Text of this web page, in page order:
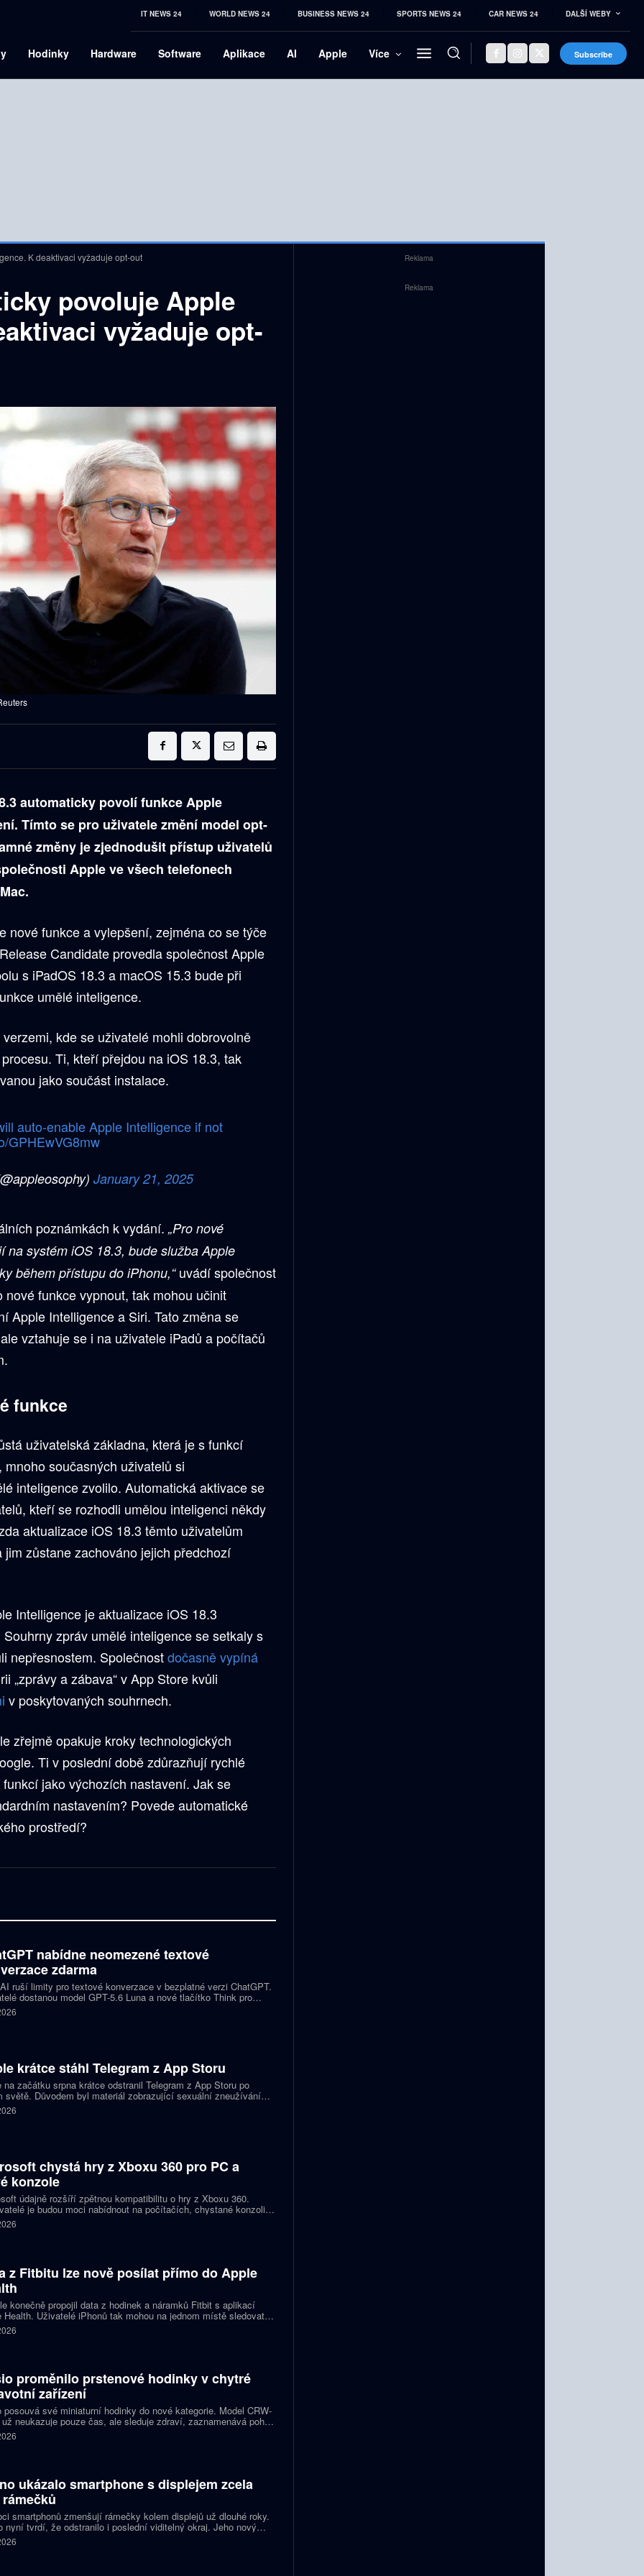
IT NEWS 24 WORLD NEWS 24 BUSINESS NEWS 24 SPORTS NEWS 24 CAR NEWS 24 DALŠÍ WEBY
Hodinky Hardware Software Aplikace AI Apple Více Subscribe
K deaktivaci vyžaduje opt-out
povoluje Apple
vyžaduje opt-
automaticky povolí funkce Apple
Tímto se pro uživatele změní model opt-
změny je zjednodušit přístup uživatelů
Apple ve všech telefonech
nové funkce a vylepšení, zejména co se týče
Candidate provedla společnost Apple
s iPadOS 18.3 a macOS 15.3 bude při
umělé inteligence.
kde se uživatelé mohli dobrovolně
Ti, kteří přejdou na iOS 18.3, tak
jako součást instalace.
auto-enable Apple Intelligence if not
GPHEwVG8mw
January 21, 2025
poznámkách k vydání. „Pro nové
na systém iOS 18.3, bude služba Apple
během přístupu do iPhonu,“uvádí společnost
funkce vypnout, tak mohou učinit
Apple Intelligence a Siri. Tato změna se
vztahuje se i na uživatele iPadů a počítačů
funkce
uživatelská základna, která je s funkcí
současných uživatelů si
inteligence zvolilo. Automatická aktivace se
kteří se rozhodli umělou inteligenci někdy
aktualizace iOS 18.3 těmto uživatelům
zůstane zachováno jejich předchozí
Intelligence je aktualizace iOS 18.3
zpráv umělé inteligence se setkaly s
nepřesnostem. Společnostdočasně vypíná
„zprávy a zábava“ v App Store kvůli
v poskytovaných souhrnech.
zřejmě opakuje kroky technologických
Ti v poslední době zdůrazňují rychlé
jako výchozích nastavení. Jak se
nastavením? Povede automatické
prostředí?
nabídne neomezené textové
zdarma
ruší limity pro textové konverzace v bezplatné verzi ChatGPT.
dostanou model GPT-5.6 Luna a nové tlačítko Think pro
otázky. Předplatitelům Plus a Pro firma zpřístupňuje upravený
Sol spolu s posuvníkem, který nastaví intenzitu přemýšlení.
krátce stáhl Telegram z App Storu
na začátku srpna krátce odstranil Telegram z App Storu po
světě. Důvodem byl materiál zobrazující sexuální zneužívání
podle firmy sdílel jeden uživatel. Telegram účet rychle
a aplikace se ještě během stejného dne do obchodu vrátila.
chystá hry z Xboxu 360 pro PC a
konzole
údajně rozšíří zpětnou kompatibilitu o hry z Xboxu 360.
je budou moci nabídnout na počítačích, chystané konzoli
Helix i přenosných zařízeních. První tituly by mohly dorazit
let 2027 a 2028.
z Fitbitu lze nově posílat přímo do Apple
konečně propojil data z hodinek a náramků Fitbit s aplikací
Health. Uživatelé iPhonů tak mohou na jednom místě sledovat
cvičení, spánek i zdravotní údaje. Novinka odstraňuje omezení,
bylo dosud nutné využívat pomocné aplikace nebo jiné
proměnilo prstenové hodinky v chytré
zařízení
posouvá své miniaturní hodinky do nové kategorie. Model CRW-
už neukazuje pouze čas, ale sleduje zdraví, zaznamenává pohyb
na dění v telefonu. Celokovový prsten tak spojuje digitální
šperk a chytré zařízení, které může uživatel nosit po celý den.
ukázalo smartphone s displejem zcela
rámečků
smartphonů zmenšují rámečky kolem displejů už dlouhé roky.
nyní tvrdí, že odstranilo i poslední viditelný okraj. Jeho nový
nabízí obrazovku s rámečkem širokým přesně nula milimetrů.
Reklama
Reklama